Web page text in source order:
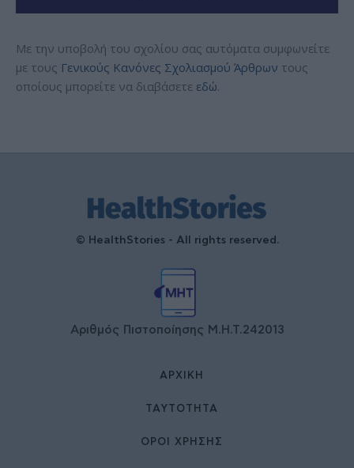
Με την υποβολή του σχολίου σας αυτόματα συμφωνείτε
με τους Γενικούς Κανόνες Σχολιασμού Άρθρων τους
οποίους μπορείτε να διαβάσετε εδώ.
© HealthStories - All rights reserved.
Αριθμός Πιστοποίησης Μ.Η.Τ.242013
ΑΡΧΙΚΉ
ΤΑΥΤΌΤΗΤΑ
ΌΡΟΙ ΧΡΉΣΗΣ